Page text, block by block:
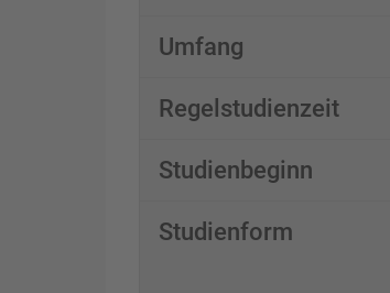
Umfang
Regelstudienzeit
Studienbeginn
Studienform